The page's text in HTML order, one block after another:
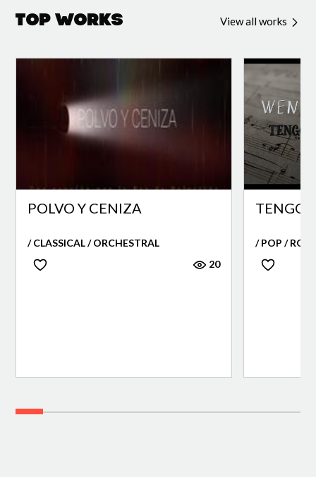
Top Works View all works
POLVO Y CENIZA
/ CLASSICAL / ORCHESTRAL
20
TENGO
/ POP /